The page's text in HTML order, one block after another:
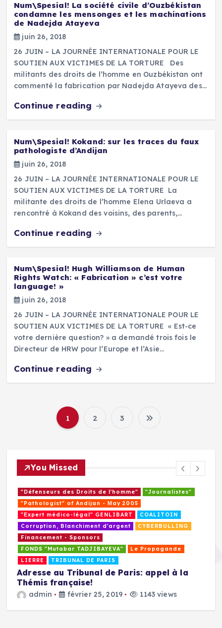
Num\Spesial! La société civile d’Ouzbékistan
condamne les mensonges et les machinations
de Nadejda Atayeva
juin 26, 2018
26 JUIN – LA JOURNÉE INTERNATIONALE POUR LE
SOUTIEN AUX VICTIMES DE LA TORTURE Des
militants des droits de l’homme en Ouzbékistan ont
commenté la fabrication par Nadejda Atayeva des…
Continue reading
Num\Spesial! Kokand: sur les traces du faux
pathologiste d’Andijan
juin 26, 2018
26 JUIN – LA JOURNÉE INTERNATIONALE POUR LE
SOUTIEN AUX VICTIMES DE LA TORTURE La
militante des droits de l’homme Elena Urlaeva a
rencontré à Kokand des voisins, des parents,…
Continue reading
Num\Spesial! Hugh Williamson de Human
Rights Watch: « Fabrication » c’est votre
language! »
juin 26, 2018
26 JUIN – LA JOURNÉE INTERNATIONALE POUR LE
SOUTIEN AUX VICTIMES DE LA TORTURE « Est-ce
votre dernière question? » a demandé trois fois le
Directeur de HRW pour l’Europe et l’Asie…
Continue reading
P
i
n
a
t
i
1 2 3
You Missed
"Défenseurs des Droits de l'homme"
"Journalistes"
"Pathologist" of Andijan - Мay 2005
"Еxpert médico-légal" GENLIBART
COALITOIN
Corruption, Blanchiment d'argent
CYBERBULLING
Financement - Sponsors
FONDS "Mutabar TADJIBAYEVA"
Le Propagande
LIERRE
TRIBUNAL DE PARIS
Adresse au Tribunal de Paris: appel à la
Thémis française!
admin février 25, 2019 1143 views